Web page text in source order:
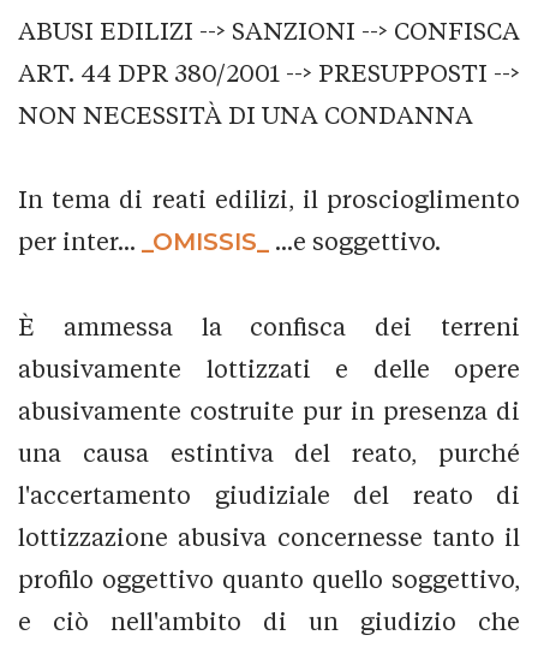
ABUSI EDILIZI --> SANZIONI --> CONFISCA
ART. 44 DPR 380/2001 --> PRESUPPOSTI -->
NON NECESSITÀ DI UNA CONDANNA
In tema di reati edilizi, il proscioglimento
per inter...
_OMISSIS_ ...e soggettivo.
È ammessa la confisca dei terreni
abusivamente lottizzati e delle opere
abusivamente costruite pur in presenza di
una causa estintiva del reato, purché
l'accertamento giudiziale del reato di
lottizzazione abusiva concernesse tanto il
profilo oggettivo quanto quello soggettivo,
e ciò nell'ambito di un giudizio che